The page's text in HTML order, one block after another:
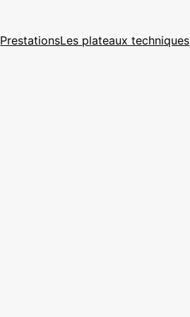
PrestationsLes plateaux techniques